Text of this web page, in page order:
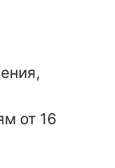
от 16